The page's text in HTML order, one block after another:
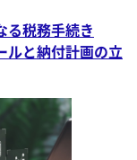
る税務手続き
と納付計画の立